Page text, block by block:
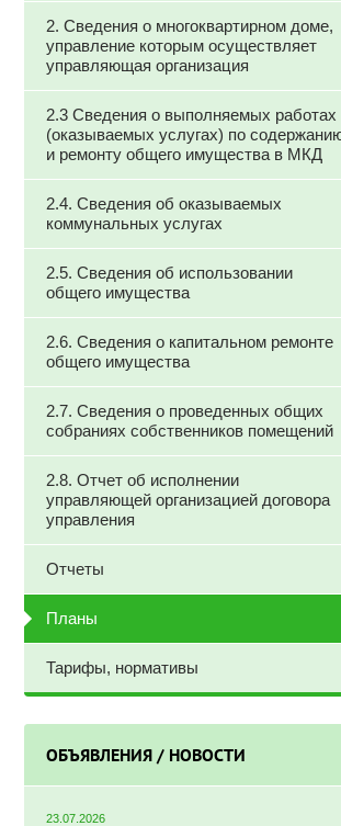
2. Сведения о многоквартирном доме,
управление которым осуществляет
управляющая организация
2.3 Сведения о выполняемых работах
(оказываемых услугах) по
и ремонту общего имущества в МКД
2.4. Сведения об оказываемых
коммунальных услугах
2.5. Сведения об использовании
общего имущества
2.6. Сведения о капитальном ремонте
общего имущества
2.7. Сведения о проведенных общих
собраниях собственников помещений
2.8. Отчет об исполнении
управляющей организацией договора
управления
Отчеты
Планы
Тарифы, нормативы
ОБЪЯВЛЕНИЯ / НОВОСТИ
23.07.2026